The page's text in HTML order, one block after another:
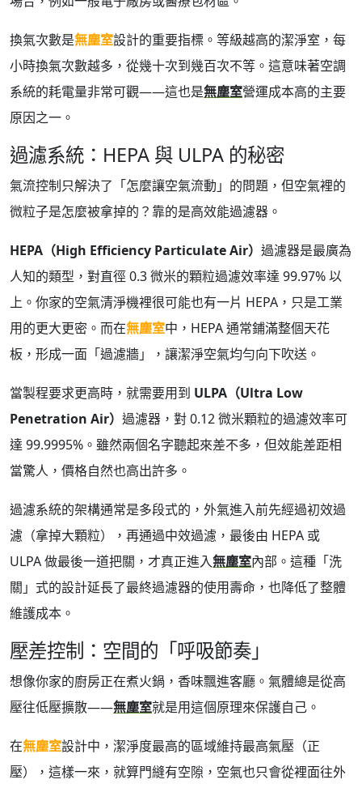
換氣次數是無塵室設計的重要指標。等級越高的潔淨室，每
小時換氣次數越多，從幾十次到幾百次不等。這意味著空調
系統的耗電量非常可觀——這也是無塵室營運成本高的主要
原因之一。
過濾系統：HEPA 與 ULPA 的秘密
氣流控制只解決了「怎麼讓空氣流動」的問題，但空氣裡的
微粒子是怎麼被拿掉的？靠的是高效能過濾器。
HEPA（High Efficiency Particulate Air） 過濾器是最廣為
人知的類型，對直徑 0.3 微米的顆粒過濾效率達 99.97% 以
上。你家的空氣清淨機裡很可能也有一片 HEPA，只是工業
用的更大更密。而在無塵室中，HEPA 通常鋪滿整個天花
板，形成一面「過濾牆」，讓潔淨空氣均勻向下吹送。
當製程要求更高時，就需要用到 ULPA（Ultra Low
Penetration Air） 過濾器，對 0.12 微米顆粒的過濾效率可
達 99.9995%。雖然兩個名字聽起來差不多，但效能差距相
當驚人，價格自然也高出許多。
過濾系統的架構通常是多段式的，外氣進入前先經過初效過
濾（拿掉大顆粒），再通過中效過濾，最後由 HEPA 或
ULPA 做最後一道把關，才真正進入無塵室內部。這種「洗
關」式的設計延長了最終過濾器的使用壽命，也降低了整體
維護成本。
壓差控制：空間的「呼吸節奏」
想像你家的廚房正在煮火鍋，香味飄進客廳。氣體總是從高
壓往低壓擴散——無塵室就是用這個原理來保護自己。
在無塵室設計中，潔淨度最高的區域維持最高氣壓（正
壓），這樣一來，就算門縫有空隙，空氣也只會從裡面往外